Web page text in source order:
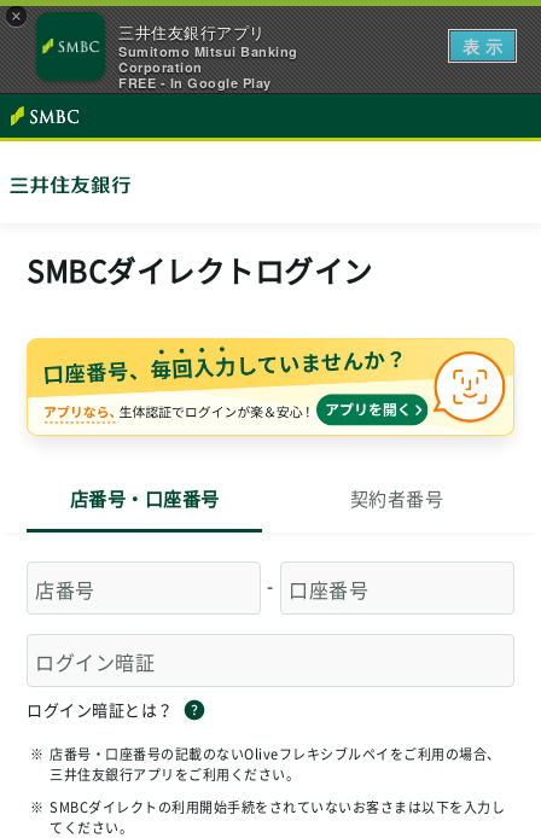
×
三井住友銀行アプリ
Sumitomo Mitsui Banking
Corporation
FREE - In Google Play
表 示
SMBCダイレクトログイン
店番号・口座番号 契約者番号
-
ログイン暗証とは？
※ 店番号・口座番号の記載のないOliveフレキシブルペイをご利用の場合、
三井住友銀行アプリをご利用ください。
※ SMBCダイレクトの利用開始手続をされていないお客さまは以下を入力し
てください。